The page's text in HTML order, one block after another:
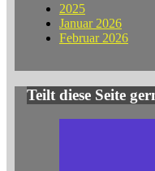
2025
Januar 2026
Februar 2026
Teilt diese Seite